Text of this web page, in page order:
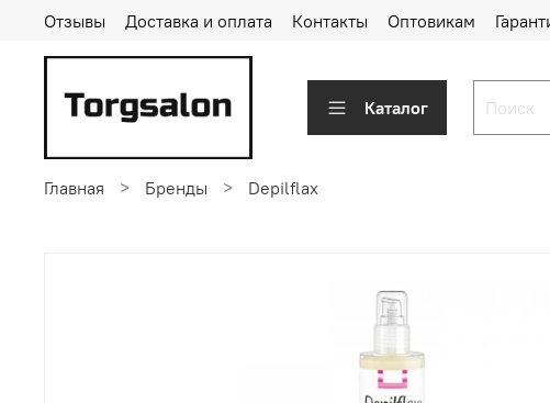
Отзывы Доставка и оплата Контакты Оптовикам
Каталог
Главная Бренды Depilflax